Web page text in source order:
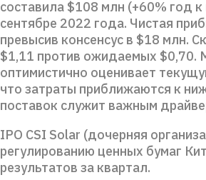
составила $108 млн (+60% год
сентябре 2022 года. Чистая
превысив консенсус в $18 млн.
$1,11 против ожидаемых
оптимистично оценивает
что затраты приближаются к
поставок служит важным
IPO CSI Solar (дочерняя
регулированию ценных бумаг
результатов за квартал.